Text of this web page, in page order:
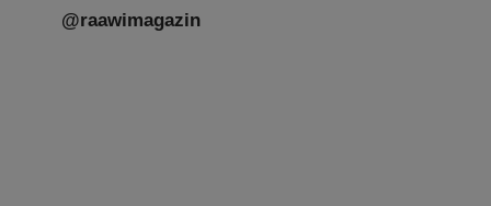
@raawimagazin